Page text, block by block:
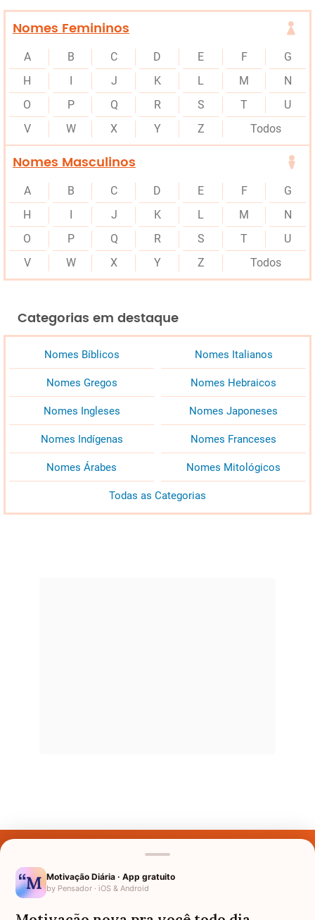
Nomes Femininos
A B C D E F
G
H
J K L M
N
O
P Q R S T
U
V
W X Y Z Todos
Nomes Masculinos
A B C D E F
G
H
J K L M
N
O
P Q R S T
U
V
W X Y Z Todos
Categorias em destaque
Nomes Bíblicos Nomes Italianos
Nomes Gregos Nomes Hebraicos
Nomes Ingleses Nomes Japoneses
Nomes Indígenas Nomes Franceses
Nomes Árabes Nomes Mitológicos
Todas as Categorias
Nomes pelo Mundo
Motivação Diária · App gratuito
by Pensador · iOS & Android